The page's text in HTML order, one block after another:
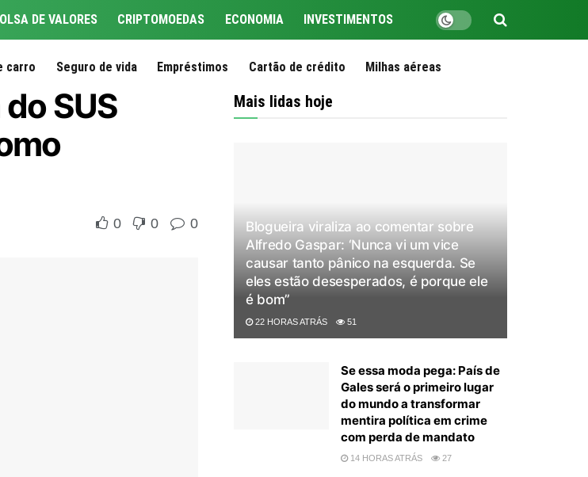
DE VALORES CRIPTOMOEDAS ECONOMIA INVESTIMENTOS
carro Seguro de vida Empréstimos Cartão de crédito Milhas aéreas
SUS
0 0 0
Mais lidas hoje
Blogueira viraliza ao comentar sobre
Alfredo Gaspar: ‘Nunca vi um vice
causar tanto pânico na esquerda. Se
eles estão desesperados, é porque ele
é bom”
22 HORAS ATRÁS 51
Se essa moda pega: País de
Gales será o primeiro lugar
do mundo a transformar
mentira política em crime
com perda de mandato
14 HORAS ATRÁS 27